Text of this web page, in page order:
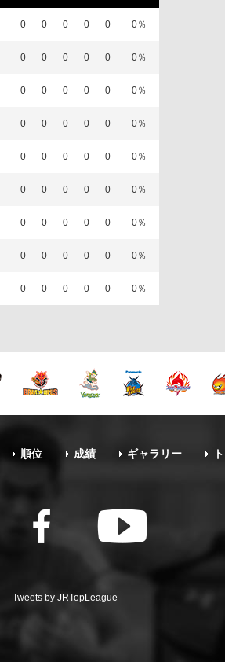
0 0 0 0 0 0％
0 0 0 0 0 0％
0 0 0 0 0 0％
0 0 0 0 0 0％
0 0 0 0 0 0％
0 0 0 0 0 0％
0 0 0 0 0 0％
0 0 0 0 0 0％
0 0 0 0 0 0％
順位 成績 ギャラリー
Tweets by JRTopLeague